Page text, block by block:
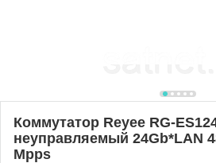
Коммутатор Reyee RG-
неуправляемый 24Gb*LAN
Mpps